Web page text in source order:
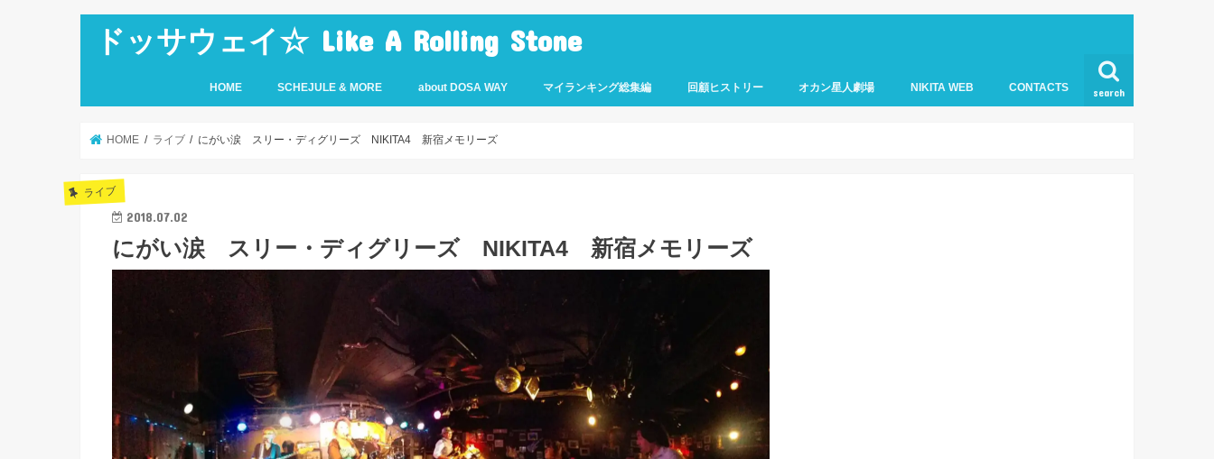
ドッサウェイ☆ Like A Rolling Stone
search
HOME SCHEJULE & MORE about DOSA WAY マイランキング総集編 回顧ヒストリー オカン星人劇場 NIKITA WEB CONTACTS
HOME ライブ にがい涙 スリー・ディグリーズ NIKITA4 新宿メモリーズ
ライブ
2018.07.02
にがい涙 スリー・ディグリーズ NIKITA4 新宿メモリーズ